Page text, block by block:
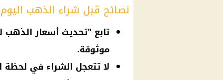
نصائح قبل شراء الذهب اليوم
تابع "تحديث أسعار
موثوقة.
لا تتعجل الشراء في لحظة